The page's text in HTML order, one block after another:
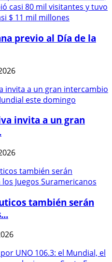
previo al Día de la
invita a un gran
también serán